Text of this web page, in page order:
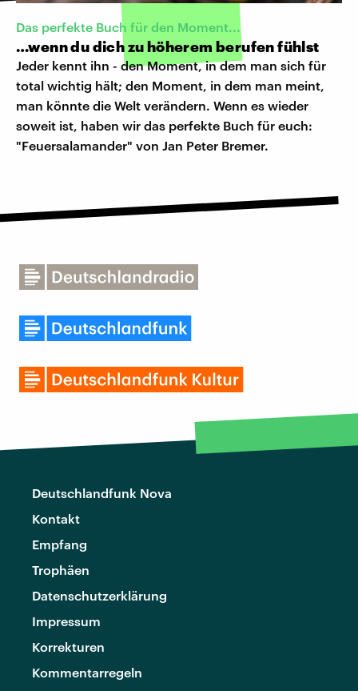
Das perfekte Buch für den Moment...
…wenn du dich zu höherem berufen fühlst
Jeder kennt ihn - den Moment, in dem man sich für
total wichtig hält; den Moment, in dem man meint,
man könnte die Welt verändern. Wenn es wieder
soweit ist, haben wir das perfekte Buch für euch:
"Feuersalamander" von Jan Peter Bremer.
Deutschlandfunk Nova
Kontakt
Empfang
Trophäen
Datenschutzerklärung
Impressum
Korrekturen
Kommentarregeln